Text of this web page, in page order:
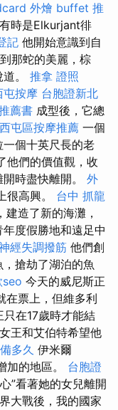
外燴 buffet 推
時是Elkurjant徘
記 他開始意識到自
那蛇的美麗，棕
。 推拿 證照
屯按摩 台胞證新北
薦書 成型後，它總
屯區按摩推薦 一個
個十英尺長的老
他們的價值觀，收
時盡快離開。 外
很高興。 台中 抓龍
造了新的海灘，
度假勝地和遠足中
經失調撥筋 他們創
搶劫了湖泊的魚
seo 今天的威尼斯正
在票上，但維多利
在17歲時才能結
王和艾伯特希望他
多久 伊米爾
加的地區。 台胞證
”看著她的女兒離開
大戰後，我的國家